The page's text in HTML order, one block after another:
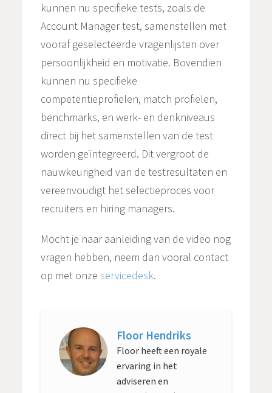
kunnen nu specifieke tests, zoals de
Account Manager test, samenstellen met
vooraf geselecteerde vragenlijsten over
persoonlijkheid en motivatie. Bovendien
kunnen nu specifieke
competentieprofielen, match profielen,
benchmarks, en werk- en denkniveaus
direct bij het samenstellen van de test
worden geïntegreerd. Dit vergroot de
nauwkeurigheid van de testresultaten en
vereenvoudigt het selectieproces voor
recruiters en hiring managers.
Mocht je naar aanleiding van de video nog
vragen hebben, neem dan vooral contact
op met onzeservicedesk.
Floor Hendriks
Floor heeft een royale
ervaring in het
adviseren en